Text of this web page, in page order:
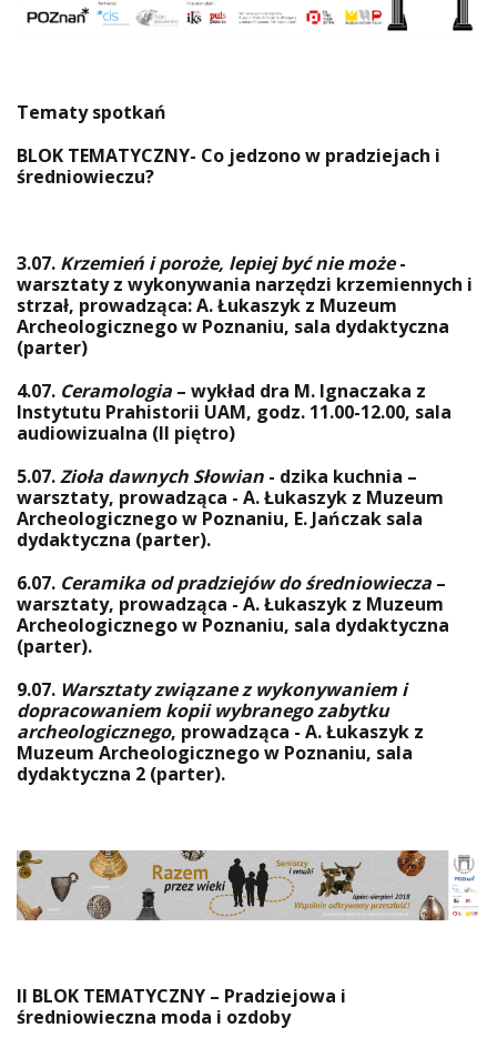
Tematy spotkań
BLOK TEMATYCZNY- Co jedzono w pradziejach i
średniowieczu?
3.07. Krzemień i poroże, lepiej być nie może-
warsztaty z wykonywania narzędzi krzemiennych i
strzał, prowadząca: A. Łukaszyk z Muzeum
Archeologicznego w Poznaniu, sala dydaktyczna
(parter)
4.07. Ceramologia – wykład dra M. Ignaczaka z
Instytutu Prahistorii UAM, godz. 11.00-12.00, sala
audiowizualna (II piętro)
5.07.Zioła dawnych Słowian - dzika kuchnia –
warsztaty, prowadząca - A. Łukaszyk z Muzeum
Archeologicznego w Poznaniu, E. Jańczak sala
dydaktyczna (parter).
6.07. Ceramika od pradziejów do średniowiecza –
warsztaty, prowadząca - A. Łukaszyk z Muzeum
Archeologicznego w Poznaniu, sala dydaktyczna
(parter).
9.07. Warsztaty związane z wykonywaniem i
dopracowaniem kopii wybranego zabytku
archeologicznego, prowadząca - A. Łukaszyk z
Muzeum Archeologicznego w Poznaniu, sala
dydaktyczna 2 (parter).
II BLOK TEMATYCZNY – Pradziejowa i
średniowieczna moda i ozdoby